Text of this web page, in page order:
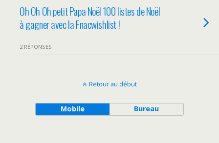
Oh Oh Oh petit Papa Noël 100 listes de Noël
à gagner avec la Fnacwishlist !
2 RÉPONSES
Retour au début
Mobile Bureau